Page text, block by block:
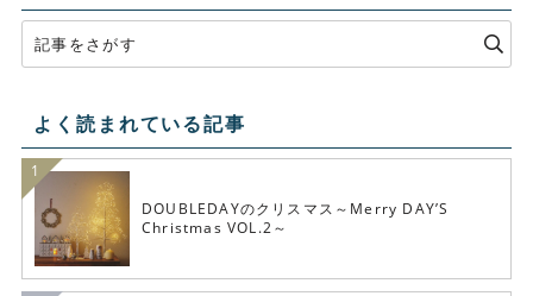
よく読まれている記事
DOUBLEDAYのクリスマス～Merry DAY’S
Christmas VOL.2～